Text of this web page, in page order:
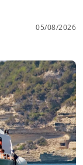
05/08/2026